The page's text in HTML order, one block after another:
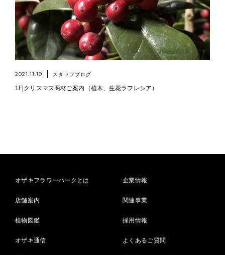
2021.11.19 スタッフブログ
1F|クリスマス商材ご案内（植木、生花ラフレシア）
オザキフラワーパークとは
店舗案内
植物図鑑
オザキ通信
企業情報
関連事業
採用情報
よくあるご質問